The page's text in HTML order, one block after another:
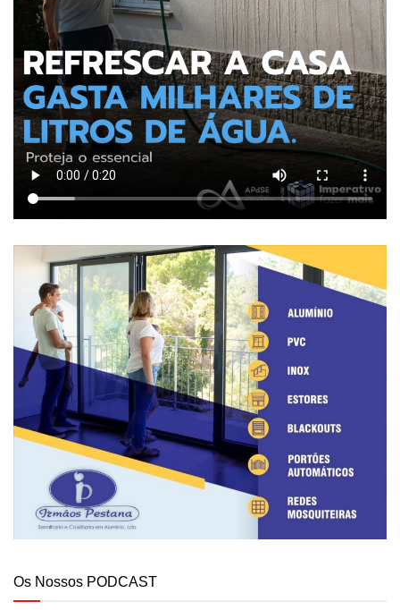
Os Nossos PODCAST